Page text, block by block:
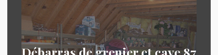
Débarras de grenier et cave 87